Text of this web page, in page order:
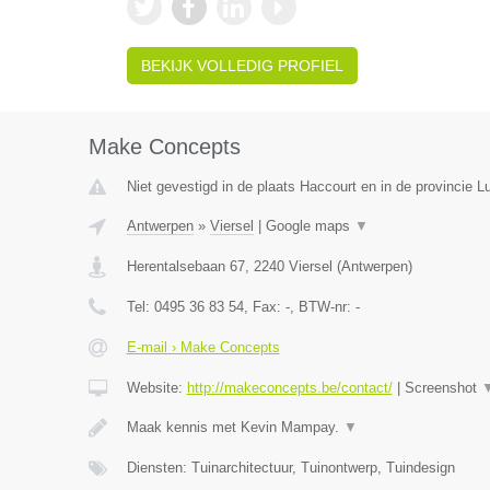
BEKIJK VOLLEDIG PROFIEL
Make Concepts
Niet gevestigd in de plaats Haccourt en in de provincie
Antwerpen» Viersel Google maps ▼
Herentalsebaan 67, 2240 Viersel (Antwerpen)
Tel: 0495 36 83 54, Fax: -, BTW-nr: -
E-mail › Make Concepts
Website: http://makeconcepts.be/contact/| Screenshot
Maak kennis met Kevin Mampay. ▼
Diensten: Tuinarchitectuur, Tuinontwerp, Tuindesign